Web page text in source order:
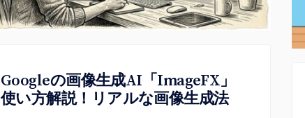
Googleの画像生成AI「ImageFX」
使い方解説！リアルな画像生成法